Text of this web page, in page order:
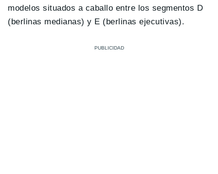
modelos situados a caballo entre los segmentos D
(berlinas medianas) y E (berlinas ejecutivas).